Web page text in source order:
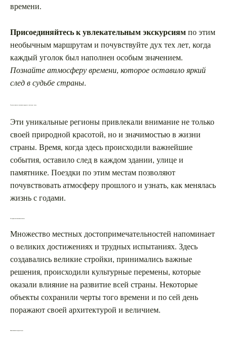
времени.
Присоединяйтесь к увлекательным экскурсиямпо этим
необычным маршрутам и почувствуйте дух тех лет, когда
каждый уголок был наполнен особым значением.
Познайте атмосферу времени, которое оставило яркий
след в судьбе страны.
Путешествия по волжским городам в советскую эпоху
Эти уникальные регионы привлекали внимание не только
своей природной красотой, но и значимостью в жизни
страны. Время, когда здесь происходили важнейшие
события, оставило след в каждом здании, улице и
памятнике. Поездки по этим местам позволяют
почувствовать атмосферу прошлого и узнать, как менялась
жизнь с годами.
Историческое значение этих мест
Множество местных достопримечательностей напоминает
о великих достижениях и трудных испытаниях. Здесь
создавались великие стройки, принимались важные
решения, происходили культурные перемены, которые
оказали влияние на развитие всей страны. Некоторые
объекты сохранили черты того времени и по сей день
поражают своей архитектурой и величием.
Как изменялись города за годы